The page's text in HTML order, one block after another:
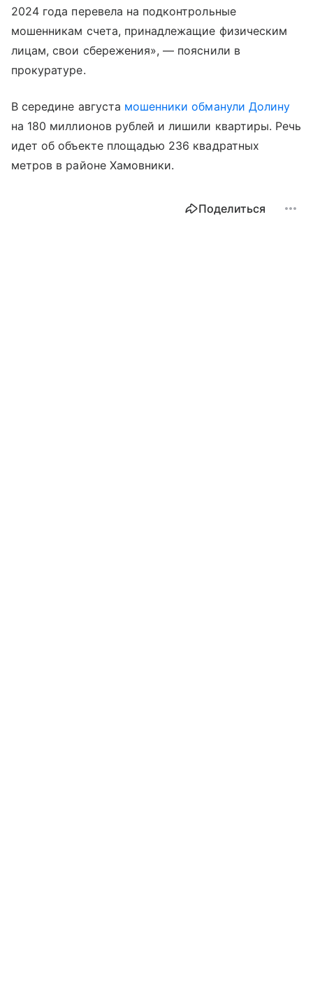
2024 года перевела на подконтрольные
мошенникам счета, принадлежащие физическим
лицам, свои сбережения», — пояснили в
прокуратуре.
В середине августа мошенники обманули Долину
на 180 миллионов рублей и лишили квартиры. Речь
идет об объекте площадью 236 квадратных
метров в районе Хамовники.
Поделиться